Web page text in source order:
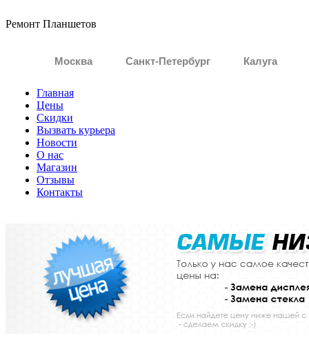
Ремонт Планшетов
Москва Санкт-Петербург Калуга
Главная
Цены
Скидки
Вызвать курьера
Новости
О нас
Магазин
Отзывы
Контакты